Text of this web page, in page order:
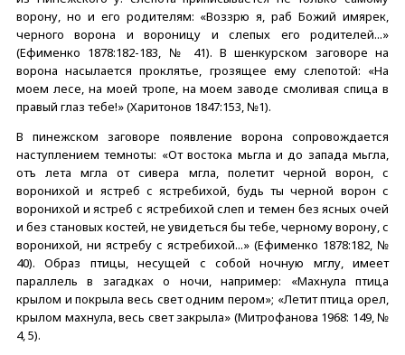
ворону, но и его родителям: «Воззрю я, раб Божий имярек,
черного ворона и вороницу и слепых его родителей...»
(Ефименко 1878:182-183, № 41). В шенкурском заговоре на
ворона насылается проклятье, грозящее ему слепотой: «На
моем лесе, на моей тропе, на моем заводе смоливая спица в
правый глаз тебе!» (Харитонов 1847:153, №1).
В пинежском заговоре появление ворона сопровождается
наступлением темноты: «От востока мьгла и до запада мьгла,
отъ лета мгла от сивера мгла, полетит черной ворон, с
воронихой и ястреб с ястребихой, будь ты черной ворон с
воронихой и ястреб с ястребихой слеп и темен без ясных очей
и без становых костей, не увидеться бы тебе, черному ворону, с
воронихой, ни ястребу с ястребихой...» (Ефименко 1878:182, №
40). Образ птицы, несущей с собой ночную мглу, имеет
параллель в загадках о ночи, например: «Махнула птица
крылом и покрыла весь свет одним пером»; «Летит птица орел,
крылом махнула, весь свет закрыла» (Митрофанова 1968: 149, №
4, 5).